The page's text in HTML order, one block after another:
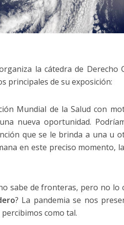
la cátedra de
principales de su exposición:
Mundial de la Salud con
nueva oportunidad.
que se le brinda a una u
en este preciso momento,
sabe de fronteras, pero no lo
? La pandemia se nos
como tal.